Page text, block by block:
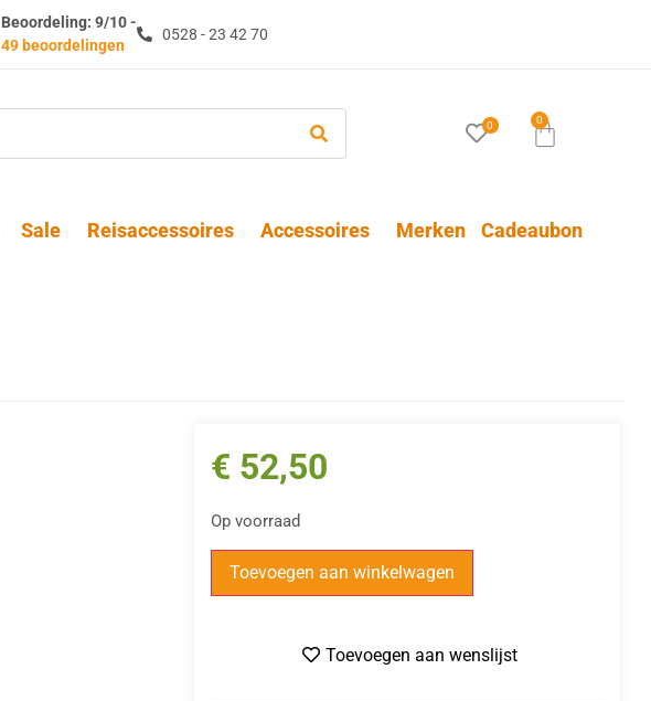
Beoordeling: 9/10 -
49 beoordelingen
0528 - 23 42 70
0 0
Sale Reisaccessoires Accessoires Merken Cadeaubon
€ 52,50
Op voorraad
Toevoegen aan winkelwagen
Toevoegen aan wenslijst